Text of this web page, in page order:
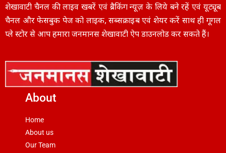
शेखावाटी चैनल की लाइव खबरें एवं ब्रैकिंग न्यूज़ के लिये बने रहें एवं यूट्यूब
चैनल और फेसबुक पेज को लाइक, सब्सक्राइब एवं शेयर करें साथ ही गूगल
प्ले स्टोर से आप हमारा जनमानस शेखावाटी ऐप डाउनलोड कर सकते हैं।
About
Home
About us
Our Team